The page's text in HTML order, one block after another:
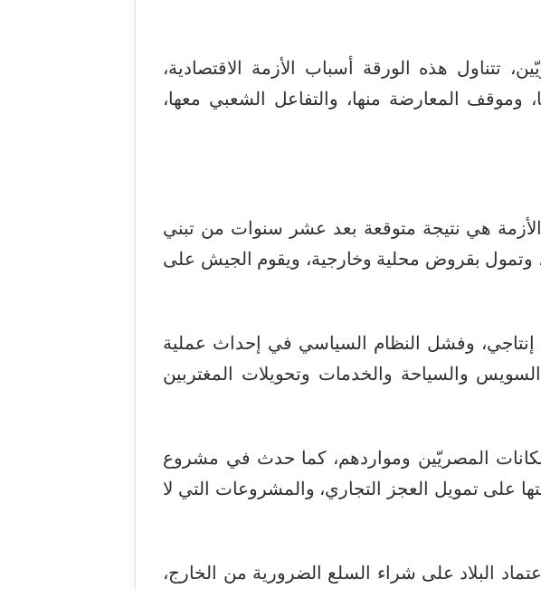
تتناول هذه الورقة أسباب الأزمة الاقتصادية،
وموقف المعارضة منها، والتفاعل الشعبي معها،
هي نتيجة متوقعة بعد عشر سنوات من تبني
وتمول بقروض محلية وخارجية، ويقوم الجيش على
وفشل النظام السياسي في إحداث عملية
السويس والسياحة والخدمات وتحويلات المغتربين
المصريّين ومواردهم، كما حدث في مشروع
السلطة نحو 130 مليار دولار، أنفقتها على تمويل العجز التجاري، والمشروعات التي لا
البلاد على شراء السلع الضرورية من الخارج،